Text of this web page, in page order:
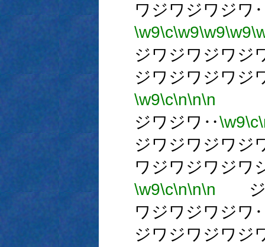
ワジワジワジワ
\w9\c\w9\w9\w9
ジワジワジワジ
ジワジワジワジ
\w9\c\n\n\n
ジワジワ‥\w9\c
ジワジワジワジ
ワジワジワジワ
\w9\c\n\n\n ジ
ワジワジワジワ
ジワジワジワジ